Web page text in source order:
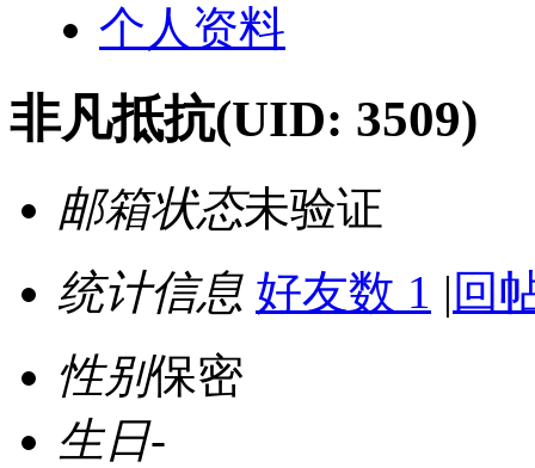
个人资料
非凡抵抗(UID: 3509)
邮箱状态未验证
统计信息 好友数 1 | 回
性别保密
生日-